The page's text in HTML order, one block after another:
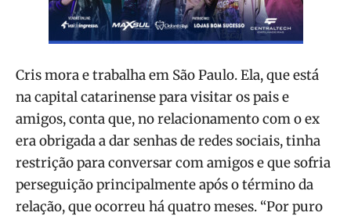
Cris mora e trabalha em São Paulo. Ela, que está
na capital catarinense para visitar os pais e
amigos, conta que, no relacionamento com o ex
era obrigada a dar senhas de redes sociais, tinha
restrição para conversar com amigos e que sofria
perseguição principalmente após o término da
relação, que ocorreu há quatro meses. “Por puro